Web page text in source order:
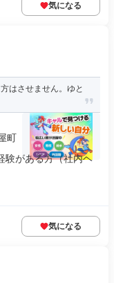
気になる
はさせません。ゆと
町
験がある方（社内ヘ
気になる